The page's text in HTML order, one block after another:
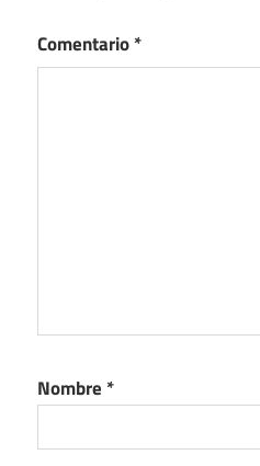
Comentario*
Nombre *